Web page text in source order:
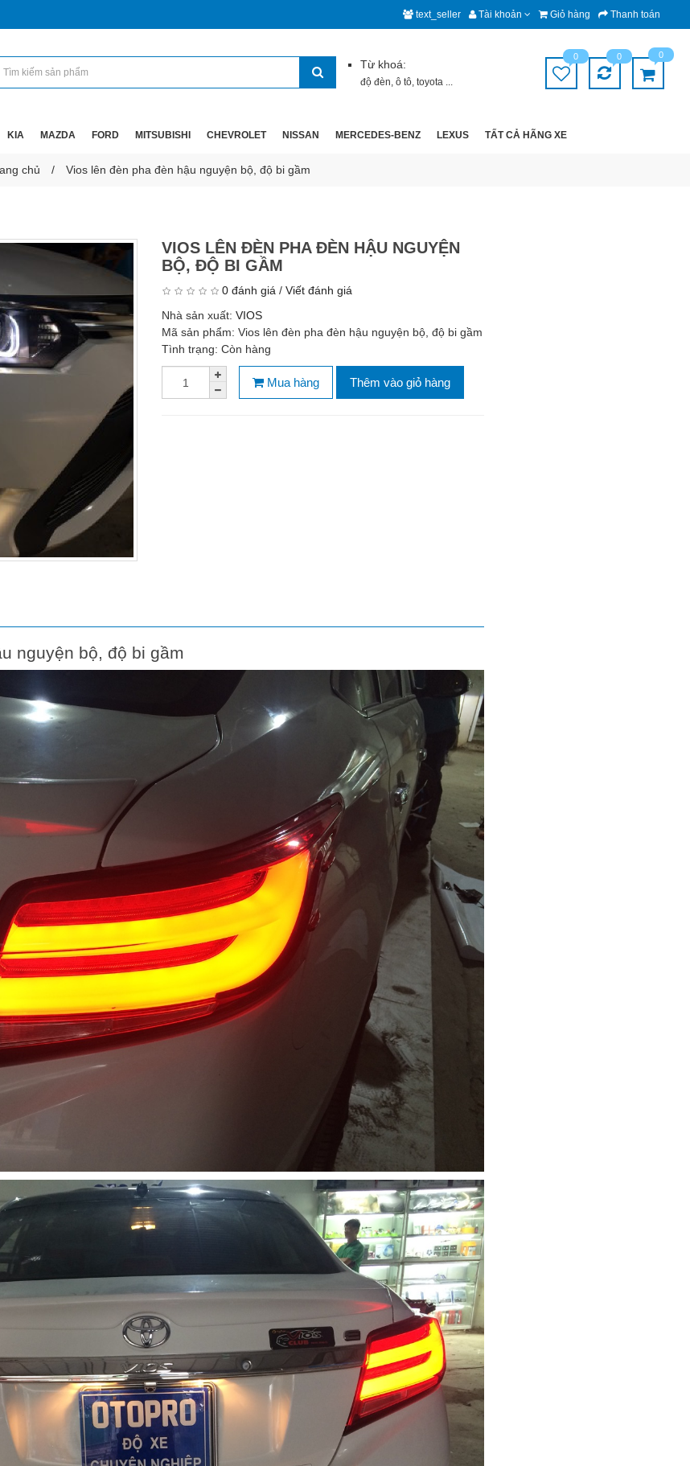
text_seller Tài khoản Giỏ hàng Thanh toán
Từ khoá:
độ đèn,ô tô,toyota ...
0 0 0
KIA MAZDA FORD MITSUBISHI CHEVROLET NISSAN MERCEDES-BENZ LEXUS TẤT CẢ HÃNG XE
chủ Vios lên đèn pha đèn hậu nguyện bộ, độ bi gầm
VIOS LÊN ĐÈN PHA ĐÈN HẬU NGUYỆN
BỘ, ĐỘ BI GẦM
0 đánh giá / Viết đánh giá
Nhà sản xuất: VIOS
Mã sản phẩm: Vios lên đèn pha đèn hậu nguyện bộ, độ bi gầm
Tình trạng: Còn hàng
Mua hàng Thêm vào giỏ hàng
nguyện bộ, độ bi gầm